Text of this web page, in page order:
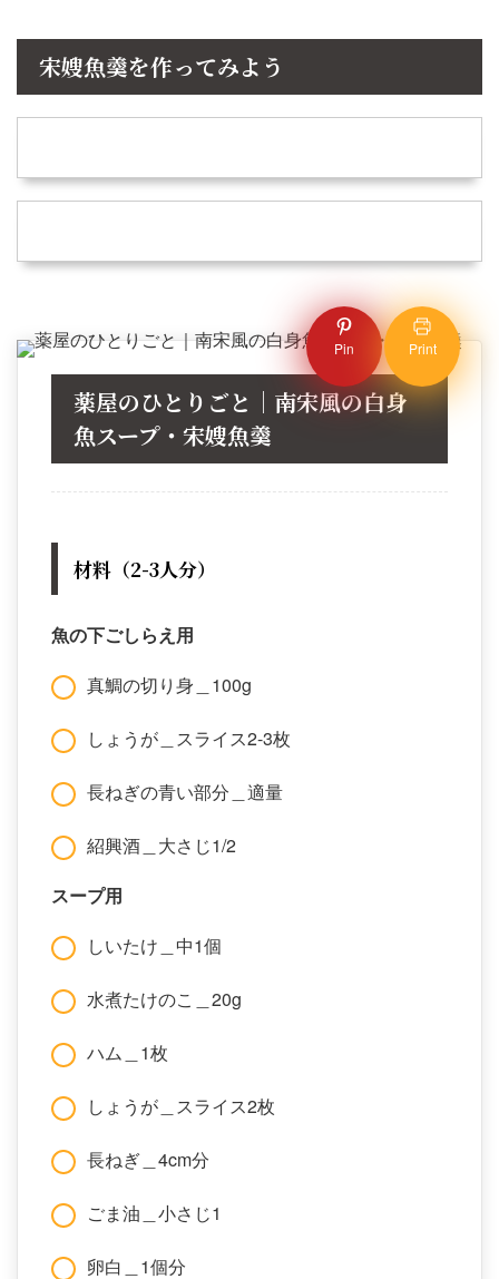
宋嫂魚羹を作ってみよう
Pin Print
薬屋のひとりごと｜南宋風の白身
魚スープ・宋嫂魚羹
材料（2-3人分）
魚の下ごしらえ用
真鯛の切り身＿100g
しょうが＿スライス2-3枚
長ねぎの青い部分＿適量
紹興酒＿大さじ1/2
スープ用
しいたけ＿中1個
水煮たけのこ＿20g
ハム＿1枚
しょうが＿スライス2枚
長ねぎ＿4cm分
ごま油＿小さじ1
卵白＿1個分